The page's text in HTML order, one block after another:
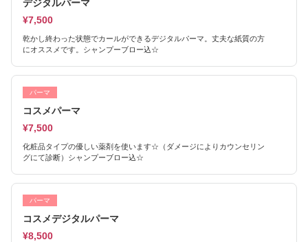
デジタルパーマ
¥7,500
乾かし終わった状態でカールができるデジタルパーマ。丈夫な紙質の方
にオススメです。シャンプーブロー込☆
パーマ
コスメパーマ
¥7,500
化粧品タイプの優しい薬剤を使います☆（ダメージによりカウンセリン
グにて診断）シャンプーブロー込☆
パーマ
コスメデジタルパーマ
¥8,500